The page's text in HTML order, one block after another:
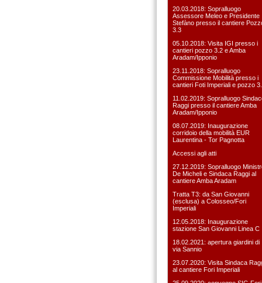
20.03.2018: Sopralluogo
Assessore Meleo e Presidente
Stefàno presso il cantiere
3.3
05.10.2018: Visita IGI presso i
cantieri pozzo 3.2 e Amba
Aradam/Ipponio
23.11.2018: Sopralluogo
Commissione Mobilità presso i
cantieri Foti Imperiali e pozzo
11.02.2019: Sopralluogo
Raggi presso il cantiere Amba
Aradam/Ipponio
08.07.2019: Inaugurazione
corridoio della mobilità EUR
Laurentina - Tor Pagnotta
Accessi agli atti
27.12.2019: Sopralluogo
De Micheli e Sindaca Raggi al
cantiere Amba Aradam
Tratta T3: da San Giovanni
(esclusa) a Colosseo/Fori
Imperiali
12.05.2018: Inaugurazione
stazione San Giovanni Linea C
18.02.2021: apertura giardini di
via Sannio
23.07.2020: Visita Sindaca
al cantiere Fori Imperiali